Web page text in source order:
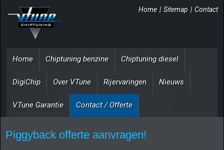
Home | Sitemap | Contact
Home Chiptuning benzine Chiptuning diesel
DigiChip Over VTune Rijervaringen Nieuws
VTune Garantie Contact / Offerte
Piggyback offerte aanvragen!